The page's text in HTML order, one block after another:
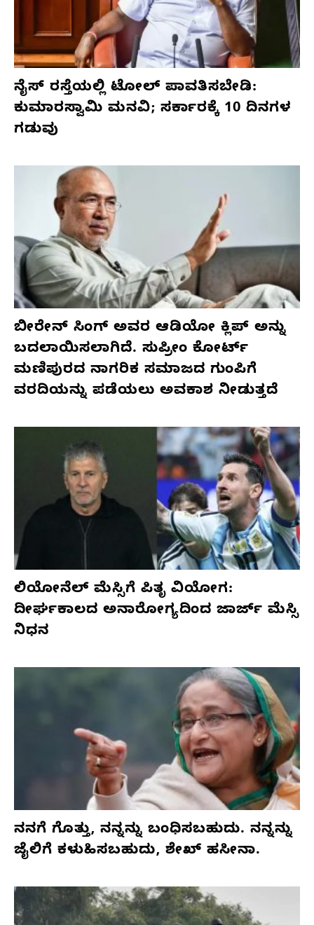
ನೈಸ್ ರಸ್ತೆಯಲ್ಲಿ ಟೋಲ್ ಪಾವತಿಸಬೇಡಿ:
ಕುಮಾರಸ್ವಾಮಿ ಮನವಿ; ಸರ್ಕಾರಕ್ಕೆ 10 ದಿನಗಳ
ಗಡುವು
ಬೀರೇನ್ ಸಿಂಗ್ ಅವರ ಆಡಿಯೋ ಕ್ಲಿಪ್ ಅನ್ನು
ಬದಲಾಯಿಸಲಾಗಿದೆ. ಸುಪ್ರೀಂ ಕೋರ್ಟ್
ಮಣಿಪುರದ ನಾಗರಿಕ ಸಮಾಜದ ಗುಂಪಿಗೆ
ವರದಿಯನ್ನು ಪಡೆಯಲು ಅವಕಾಶ ನೀಡುತ್ತದೆ
ಲಿಯೋನೆಲ್ ಮೆಸ್ಸಿಗೆ ಪಿತೃ ವಿಯೋಗ:
ದೀರ್ಘಕಾಲದ ಅನಾರೋಗ್ಯದಿಂದ ಜಾರ್ಜ್ ಮೆಸ್ಸಿ
ನಿಧನ
ನನಗೆ ಗೊತ್ತು, ನನ್ನನ್ನು ಬಂಧಿಸಬಹುದು. ನನ್ನನ್ನು
ಜೈಲಿಗೆ ಕಳುಹಿಸಬಹುದು, ಶೇಖ್ ಹಸೀನಾ.